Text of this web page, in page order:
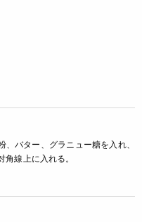
バター、グラニュー糖を入れ、
角線上に入れる。